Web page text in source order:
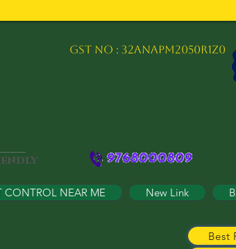
GST NO : 32ANAPM2050R1Z0
CONTROL NEAR ME New Link
Best